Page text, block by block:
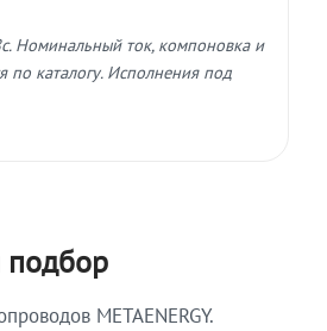
Номинальный ток, компоновка и
по каталогу. Исполнения под
METAENERGY.